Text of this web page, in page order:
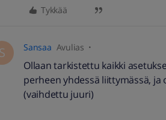
Tykkää
S Sansaa Avulias
Ollaan tarkistettu kaikki
perheen yhdessä liittymässä, ja
(vaihdettu juuri)